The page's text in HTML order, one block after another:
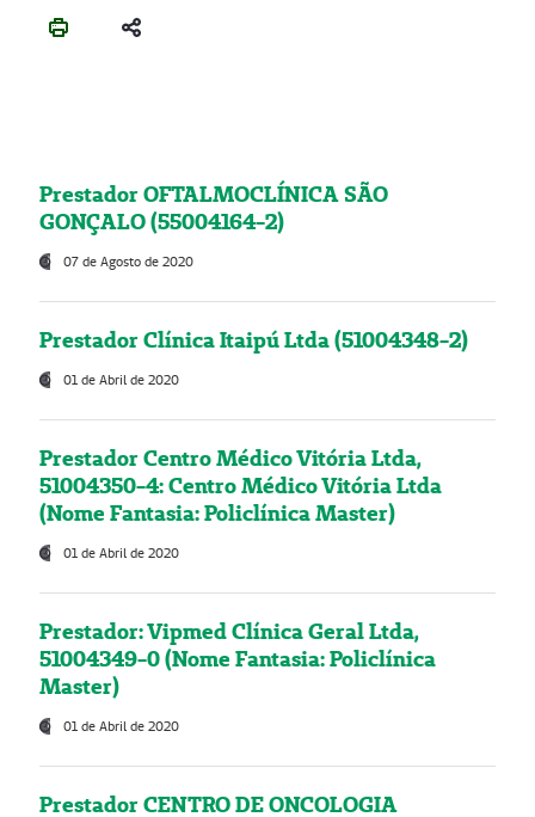
Prestador OFTALMOCLÍNICA SÃO
GONÇALO (55004164-2)
07 de Agosto de 2020
Prestador Clínica Itaipú Ltda (51004348-2)
01 de Abril de 2020
Prestador Centro Médico Vitória Ltda,
51004350-4: Centro Médico Vitória Ltda
(Nome Fantasia: Policlínica Master)
01 de Abril de 2020
Prestador: Vipmed Clínica Geral Ltda,
51004349-0 (Nome Fantasia: Policlínica
Master)
01 de Abril de 2020
Prestador CENTRO DE ONCOLOGIA